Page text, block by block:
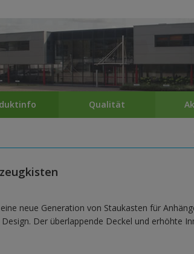
Qualität
neue Generation von Staukasten für
Der überlappende Deckel und erhöhte